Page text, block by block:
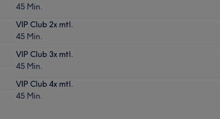
45 Min.
VIP Club 2x mtl.
45 Min.
VIP Club 3x mtl.
45 Min.
VIP Club 4x mtl.
45 Min.